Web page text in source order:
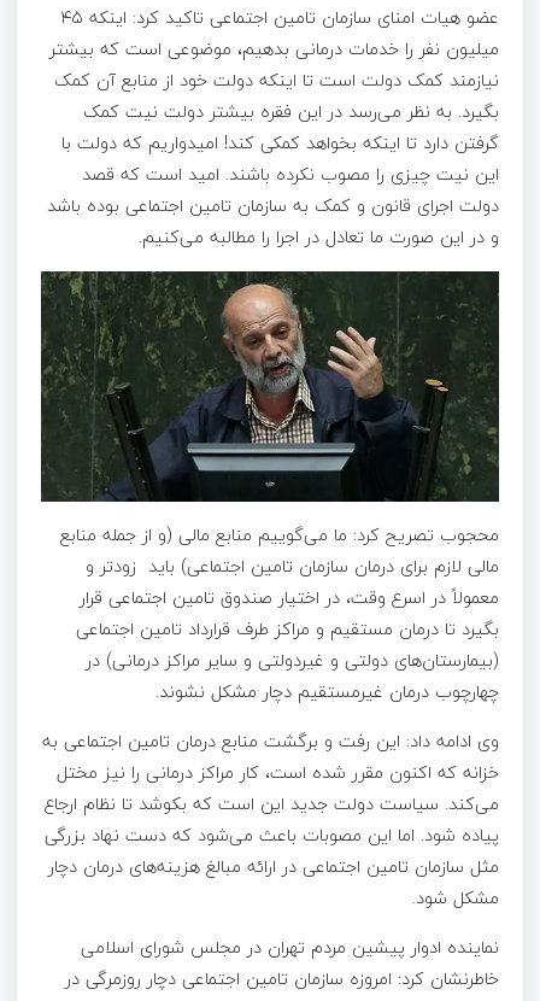
عضو هیات امنای سازمان تامین اجتماعی تاکید کرد: اینکه ۴۵
میلیون نفر را خدمات درمانی بدهیم، موضوعی است که بیشتر
نیازمند کمک دولت است تا اینکه دولت خود از منابع آن کمک
بگیرد. به نظر می‌رسد در این فقره بیشتر دولت نیت کمک
گرفتن دارد تا اینکه بخواهد کمکی کند! امیدواریم که دولت با
این نیت چیزی را مصوب نکرده باشند. امید است که قصد
دولت اجرای قانون و کمک به سازمان تامین اجتماعی بوده باشد
و در این صورت ما تعادل در اجرا را مطالبه می‌کنیم.
محجوب تصریح کرد: ما می‌گوییم منابع مالی (و از جمله منابع
مالی لازم برای درمان سازمان تامین اجتماعی) باید زودتر و
معمولاً در اسرع وقت، در اختیار صندوق تامین اجتماعی قرار
بگیرد تا درمان مستقیم و مراکز طرف قرارداد تامین اجتماعی
(بیمارستان‌های دولتی و غیردولتی و سایر مراکز درمانی) در
چهارچوب درمان غیرمستقیم دچار مشکل نشوند.
وی ادامه داد: این رفت و برگشت منابع درمان تامین اجتماعی به
خزانه که اکنون مقرر شده است، کار مراکز درمانی را نیز مختل
می‌کند. سیاست دولت جدید این است که بکوشد تا نظام ارجاع
پیاده شود. اما این مصوبات باعث می‌شود که دست نهاد بزرگی
مثل سازمان تامین اجتماعی در ارائه مبالغ هزینه‌های درمان دچار
مشکل شود.
نماینده ادوار پیشین مردم تهران در مجلس شورای اسلامی
خاطرنشان کرد: امروزه سازمان تامین اجتماعی دچار روزمرگی در